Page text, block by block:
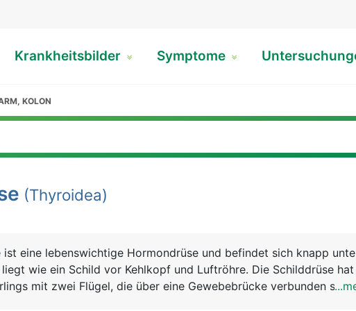
Krankheitsbilder Symptome
KOLON
(Thyroidea)
ist eine lebenswichtige Hormondrüse und befindet sich knapp
liegt wie ein Schild vor Kehlkopf und Luftröhre. Die Schilddrüse
mit zwei Flügel, die über eine Gewebebrücke verbunden